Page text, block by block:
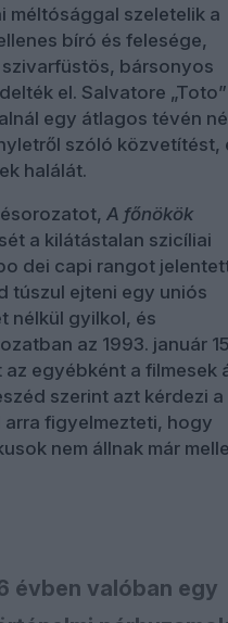
méltósággal szeletelik a
bíró és felesége,
bársonyos
el. Salvatore „Toto”
egy átlagos tévén
szóló közvetítést,
halálát.
A főnökök
a kilátástalan szicíliai
dei capi rangot
túszul ejteni egy uniós
nélkül gyilkol, és
az 1993. január
egyébként a filmesek
szerint azt kérdezi a
figyelmezteti, hogy
nem állnak már
évben valóban egy